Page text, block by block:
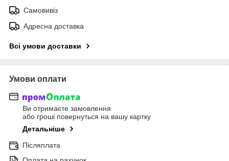
Самовивіз
Адресна доставка
Всі умови доставки
Умови оплати
Ви отримаєте замовлення
або гроші повернуться на вашу картку
Детальніше
Післяплата